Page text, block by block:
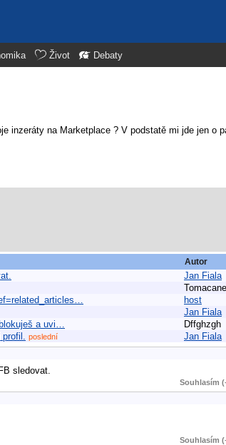
Život Debaty
inzeráty na Marketplace ? V podstatě mi jde jen o
Autor
Jan Fiala
host
Jan Fiala
a uvi… Dffghzgh
poslední Jan Fiala
sledovat.
Souhlasím
Souhlasím